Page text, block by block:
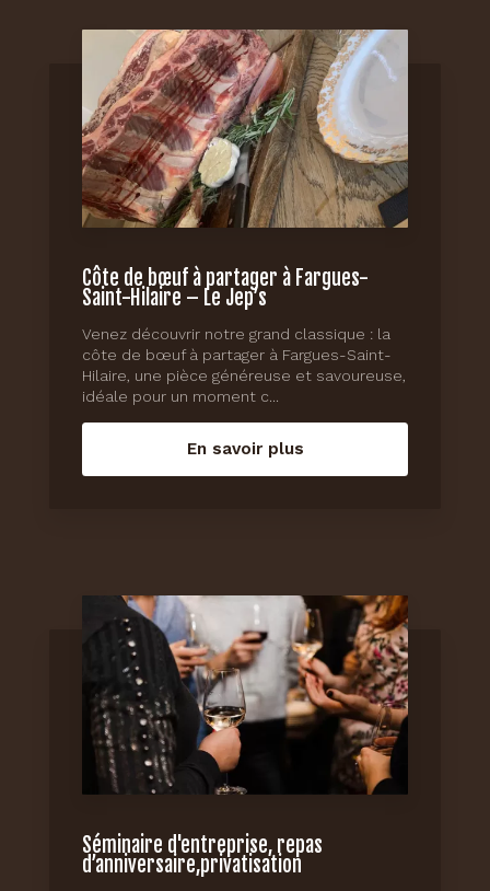
Côte de bœuf à partager à Fargues-
Saint-Hilaire – Le Jep’s
Venez découvrir notre grand classique : la
côte de bœuf à partager à Fargues-Saint-
Hilaire, une pièce généreuse et savoureuse,
idéale pour un moment c...
En savoir plus
Séminaire d'entreprise, repas
d’anniversaire,privatisation